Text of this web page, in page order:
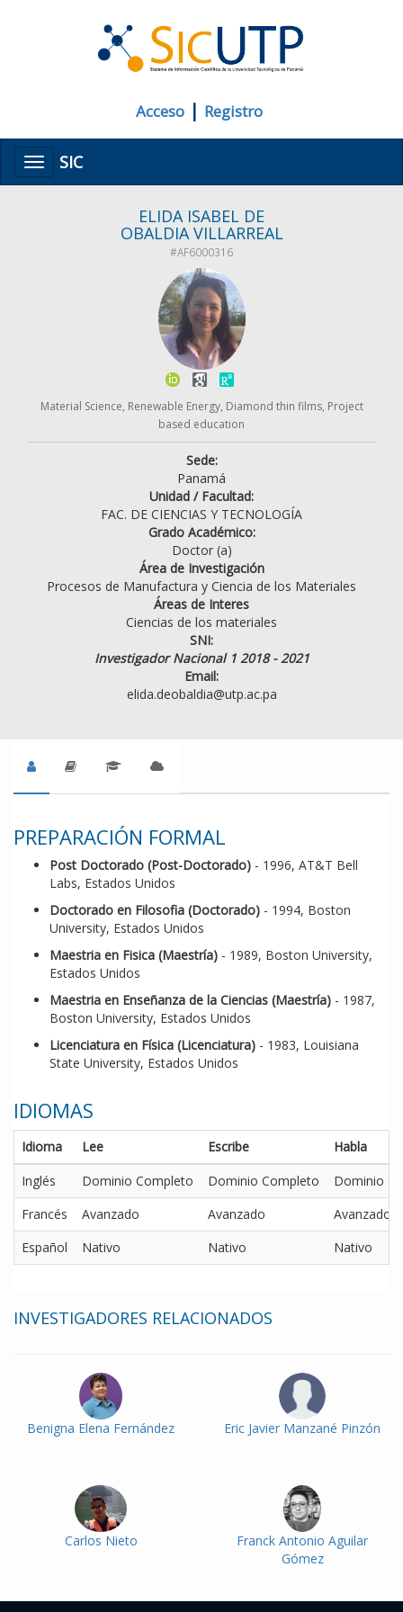
Acceso | Registro
MenúSIC
ELIDA ISABEL DE
OBALDIA VILLARREAL
#AF6000316
Material Science, Renewable Energy, Diamond thin films, Project
based education
Sede:
Panamá
Unidad / Facultad:
FAC. DE CIENCIAS Y TECNOLOGÍA
Grado Académico:
Doctor (a)
Área de Investigación
Procesos de Manufactura y Ciencia de los Materiales
Áreas de Interes
Ciencias de los materiales
SNI:
Investigador Nacional 1 2018 - 2021
Email:
elida.deobaldia@utp.ac.pa
PREPARACIÓN FORMAL
Post Doctorado (Post-Doctorado) - 1996, AT&T Bell
Labs, Estados Unidos
Doctorado en Filosofia (Doctorado) - 1994, Boston
University, Estados Unidos
Maestria en Fisica (Maestría) - 1989, Boston University,
Estados Unidos
Maestria en Enseñanza de la Ciencias (Maestría) - 1987,
Boston University, Estados Unidos
Licenciatura en Física (Licenciatura) - 1983, Louisiana
State University, Estados Unidos
IDIOMAS
Idioma Lee Escribe
Habla
Inglés
Dominio Completo Dominio Completo
Dominio
Francés
Avanzado Avanzado
Avanzado
Español
Nativo Nativo Nativo
INVESTIGADORES RELACIONADOS
Benigna Elena Fernández Eric Javier Manzané Pinzón
Carlos Nieto
Franck Antonio Aguilar
Gómez